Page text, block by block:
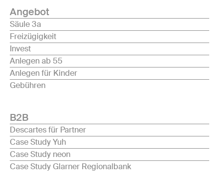
Angebot
Säule 3a
Freizügigkeit
Invest
Anlegen ab 55
Anlegen für Kinder
Gebühren
B2B
Descartes für Partner
Case Study Yuh
Case Study neon
Case Study Glarner Regionalbank